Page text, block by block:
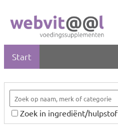
Start
Zoek in ingrediënt/hulpstof